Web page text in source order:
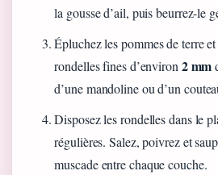
la gousse d’ail, puis beurrez-le
Épluchez les pommes de terre
rondelles fines d’environ 2 mm
d’une mandoline ou d’un
Disposez les rondelles dans le
régulières. Salez, poivrez et
muscade entre chaque couche.